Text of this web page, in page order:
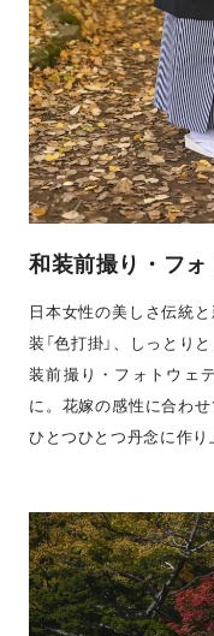
和装前撮り・フ
日本女性の美しさ伝統
装「色打掛」、しっとり
装前撮り・フォトウェ
に。花嫁の感性に合わ
ひとつひとつ丹念に作り